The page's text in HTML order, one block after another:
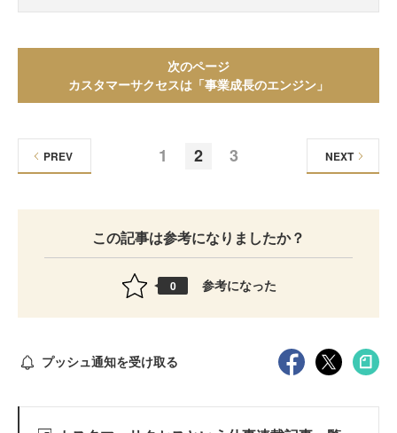
次のページ
カスタマーサクセスは「事業成長のエンジン」
1 2 3
PREV NEXT
この記事は参考になりましたか？
0 参考になった
プッシュ通知を受け取る